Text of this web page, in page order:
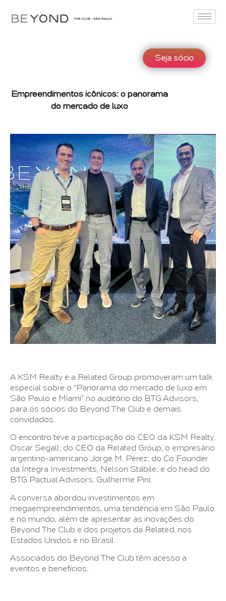
Seja sócio
Empreendimentos icônicos: o panorama
do mercado de luxo
A KSM Realty e a Related Group promoveram um talk
especial sobre o “Panorama do mercado de luxo em
São Paulo e Miami” no auditório do BTG Advisors,
para os sócios do Beyond The Club e demais
convidados.
O encontro teve a participação do CEO da KSM Realty,
Oscar Segall; do CEO da Related Group, o empresário
argentino-americano Jorge M. Pérez; do Co Founder
da Íntegra Investments, Nelson Stábile; e do head do
BTG Pactual Advisors, Guilherme Pini.
A conversa abordou investimentos em
megaempreendimentos, uma tendência em São Paulo
e no mundo, além de apresentar as inovações do
Beyond The Club e dos projetos da Related, nos
Estados Unidos e no Brasil.
Associados do Beyond The Club têm acesso a
eventos e benefícios.